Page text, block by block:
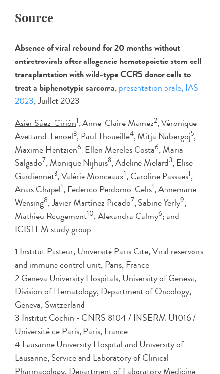
Source
Absence of viral rebound for 20 months without
antiretrovirals after allogeneic hematopoietic stem cell
transplantation with wild-type CCR5 donor cells to
treat a biphenotypic sarcoma,presentation orale, IAS
2023, Juillet 2023
Asier Sáez-Cirión1, Anne-Claire Mamez2, Véronique
Avettand-Fenoel3, Paul Thoueille4, Mitja Nabergoj5,
Maxime Hentzien6, Ellen Mereles Costa6, Maria
Salgado7, Monique Nijhuis8, Adeline Melard3, Elise
Gardiennet3, Valérie Monceaux1, Caroline Passaes1,
Anais Chapel1, Federico Perdomo-Celis1, Annemarie
Wensing8, Javier Martínez Picado7, Sabine Yerly9,
Mathieu Rougemont10, Alexandra Calmy6; and
ICISTEM study group
1 Institut Pasteur, Université Paris Cité, Viral reservoirs
and immune control unit, Paris, France
2 Geneva University Hospitals, University of Geneva,
Division of Hematology, Department of Oncology,
Geneva, Switzerland
3 Institut Cochin - CNRS 8104 / INSERM U1016 /
Université de Paris, Paris, France
4 Lausanne University Hospital and University of
Lausanne, Service and Laboratory of Clinical
Pharmacology, Department of Laboratory Medicine